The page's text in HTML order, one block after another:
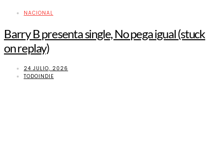
NACIONAL
Barry B presenta single, No pega igual (stuck
on replay)
24 JULIO, 2026
TODOINDIE